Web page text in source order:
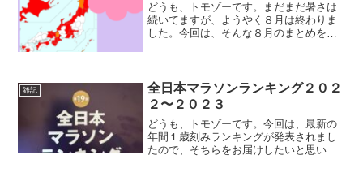
どうも、トモゾーです。まだまだ暑さは
続いてますが、ようやく８月は終わりま
した。今回は、そんな８月のまとめをや
キロ月間走行時間：４５...
雑記
全日本マラソンランキング２０２
２〜２０２３
どうも、トモゾーです。今回は、最新の
年間１歳刻みランキングが発表されまし
たので、そちらをお届けしたいと思いま